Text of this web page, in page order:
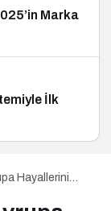
Marka
İlk
Hayallerini